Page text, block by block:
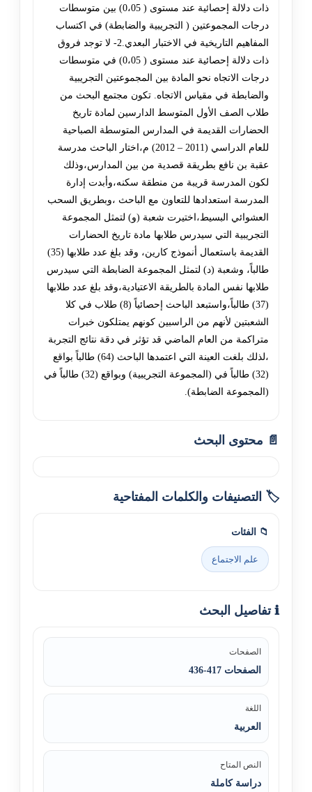
ذات دلالة إحصائية عند مستوى ( 0،05) بين متوسطات
درجات المجموعتين ( التجريبية والضابطة) في اكتساب
المفاهيم التاريخية في الاختبار البعدي.2- لا توجد فروق
ذات دلالة إحصائية عند مستوى ( 0،05) في متوسطات
درجات الاتجاه نحو المادة بين المجموعتين التجريبية
والضابطة في مقياس الاتجاه. تكون مجتمع البحث من
طلاب الصف الأول المتوسط الدارسين لمادة تاريخ
الحضارات القديمة في المدارس المتوسطة الصباحية
للعام الدراسي (2011 – 2012) م،اختار الباحث مدرسة
عقبة بن نافع بطريقة قصدية من بين المدارس،وذلك
لكون المدرسة قريبة من منطقة سكنه،وأبدت إدارة
المدرسة استعدادها للتعاون مع الباحث ،وبطريق السحب
العشوائي البسيط،اختيرت شعبة (و) لتمثل المجموعة
التجريبية التي سيدرس طلابها مادة تاريخ الحضارات
القديمة باستعمال أنموذج كارين، وقد بلغ عدد طلابها (35)
طالباً، وشعبة (د) لتمثل المجموعة الضابطة التي سيدرس
طلابها نفس المادة بالطريقة الاعتيادية،وقد بلغ عدد طلابها
(37) طالباً،واستبعد الباحث إحصائياً (8) طلاب في كلا
الشعبتين لأنهم من الراسبين كونهم يمتلكون خبرات
متراكمة من العام الماضي قد تؤثر في دقة نتائج التجربة
،لذلك بلغت العينة التي اعتمدها الباحث (64) طالباً بواقع
(32) طالباً في (المجموعة التجريبية) وبواقع (32) طالباً في
(المجموعة الضابطة).
📄 محتوى البحث
🏷️ التصنيفات والكلمات المفتاحية
📁 الفئات
علم الاجتماع
ℹ️ تفاصيل البحث
الصفحات
الصفحات 417-436
اللغة
العربية
النص المتاح
دراسة كاملة